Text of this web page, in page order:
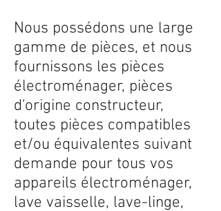
Nous possédons une large
gamme de pièces, et nous
fournissons les pièces
électroménager, pièces
d'origine constructeur,
toutes pièces compatibles
et/ou équivalentes suivant
demande pour tous vos
appareils électroménager,
lave vaisselle, lave-linge,